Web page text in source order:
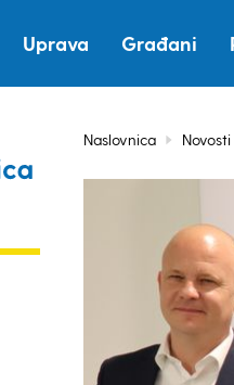
Uprava Građani
Naslovnica Novosti